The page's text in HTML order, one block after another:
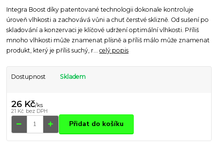
Integra Boost díky patentované technologii dokonale kontroluje
úroveň vlhkosti a zachovává vůni a chuť čerstvé sklizně. Od sušení po
skladování a konzervaci je klíčové udržení optimální vlhkosti. Příliš
mnoho vlhkosti může znamenat plísně a příliš málo může znamenat
produkt, který je příliš suchý, r...celý popis
Dostupnost Skladem
26 Kč/ks
21 Kč bez DPH
Přidat do košíku